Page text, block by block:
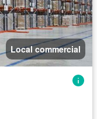
Local commercial